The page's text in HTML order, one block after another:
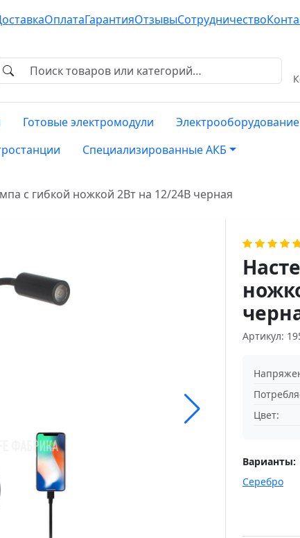
ОплатаГарантияОтзывыСотрудничество
Готовые электромодули Электрооборудование
Специализированные АКБ
с гибкой ножкой 2Вт на 12/24В черная
Артикул:
Цвет:
Варианты:
Серебро